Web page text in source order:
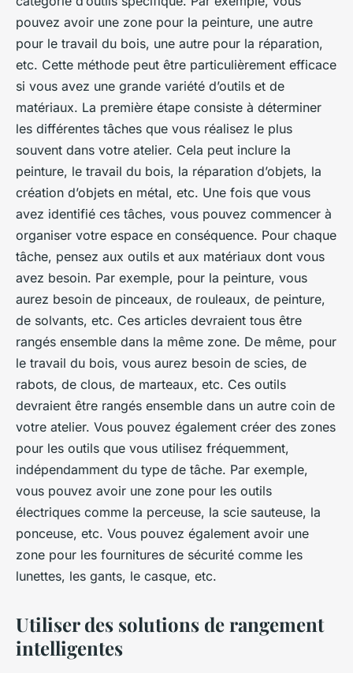
pouvez avoir une zone pour la peinture, une autre
pour le travail du bois, une autre pour la réparation,
etc. Cette méthode peut être particulièrement efficace
si vous avez une grande variété d’outils et de
matériaux. La première étape consiste à déterminer
les différentes tâches que vous réalisez le plus
souvent dans votre atelier. Cela peut inclure la
peinture, le travail du bois, la réparation d’objets, la
création d’objets en métal, etc. Une fois que vous
avez identifié ces tâches, vous pouvez commencer à
organiser votre espace en conséquence. Pour chaque
tâche, pensez aux outils et aux matériaux dont vous
avez besoin. Par exemple, pour la peinture, vous
aurez besoin de pinceaux, de rouleaux, de peinture,
de solvants, etc. Ces articles devraient tous être
rangés ensemble dans la même zone. De même, pour
le travail du bois, vous aurez besoin de scies, de
rabots, de clous, de marteaux, etc. Ces outils
devraient être rangés ensemble dans un autre coin de
votre atelier. Vous pouvez également créer des zones
pour les outils que vous utilisez fréquemment,
indépendamment du type de tâche. Par exemple,
vous pouvez avoir une zone pour les outils
électriques comme la perceuse, la scie sauteuse, la
ponceuse, etc. Vous pouvez également avoir une
zone pour les fournitures de sécurité comme les
lunettes, les gants, le casque, etc.
Utiliser des solutions de rangement
intelligentes